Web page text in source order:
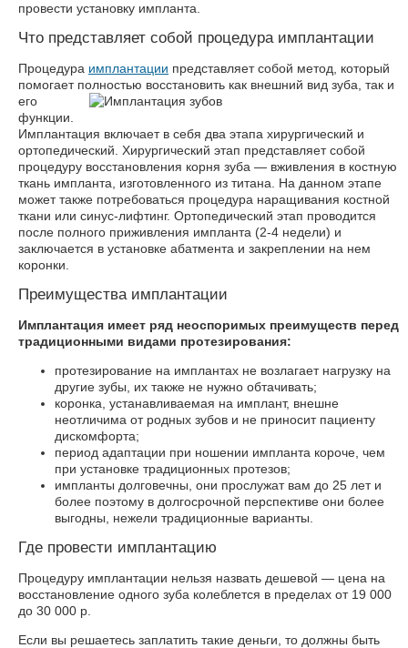
провести установку импланта.
Что представляет собой процедура имплантации
Процедура имплантации представляет собой метод, который
помогает полностью восстановить как внешний вид зуба, так и
его
функции.
Имплантация включает в себя два этапа хирургический и
ортопедический. Хирургический этап представляет собой
процедуру восстановления корня зуба — вживления в костную
ткань импланта, изготовленного из титана. На данном этапе
может также потребоваться процедура наращивания костной
ткани или синус-лифтинг. Ортопедический этап проводится
после полного приживления импланта (2-4 недели) и
заключается в установке абатмента и закреплении на нем
коронки.
Преимущества имплантации
Имплантация имеет ряд неоспоримых преимуществ перед
традиционными видами протезирования:
протезирование на имплантах не возлагает нагрузку на
другие зубы, их также не нужно обтачивать;
коронка, устанавливаемая на имплант, внешне
неотличима от родных зубов и не приносит пациенту
дискомфорта;
период адаптации при ношении импланта короче, чем
при установке традиционных протезов;
импланты долговечны, они прослужат вам до 25 лет и
более поэтому в долгосрочной перспективе они более
выгодны, нежели традиционные варианты.
Где провести имплантацию
Процедуру имплантации нельзя назвать дешевой — цена на
восстановление одного зуба колеблется в пределах от 19 000
до 30 000 р.
Если вы решаетесь заплатить такие деньги, то должны быть